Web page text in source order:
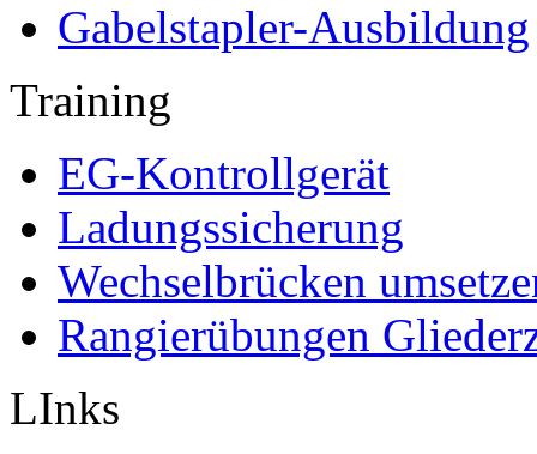
Gabelstapler-Ausbildung
Training
EG-Kontrollgerät
Ladungssicherung
Wechselbrücken
Rangierübungen
LInks